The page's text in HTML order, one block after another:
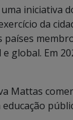
iniciativa
da
global. Em
Mattas